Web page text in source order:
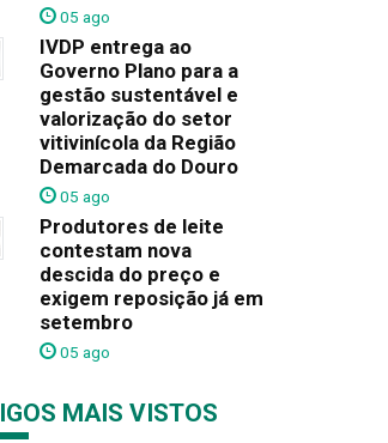
05 ago
IVDP entrega ao
Governo Plano para a
gestão sustentável e
valorização do setor
vitivinícola da Região
Demarcada do Douro
05 ago
Produtores de leite
contestam nova
descida do preço e
exigem reposição já em
setembro
05 ago
MAIS VISTOS